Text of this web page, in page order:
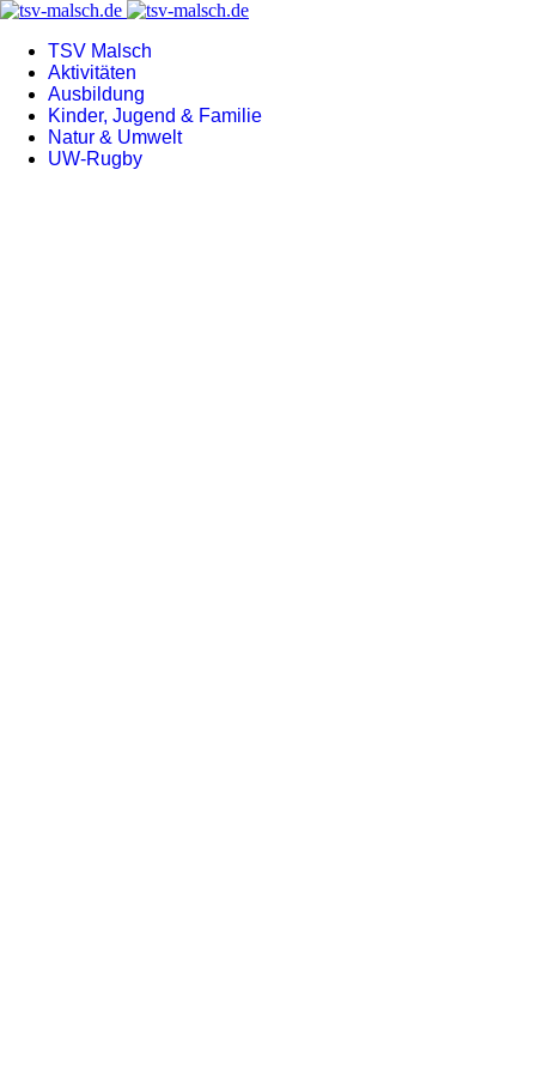
TSV Malsch
Aktivitäten
Ausbildung
Kinder, Jugend & Familie
Natur & Umwelt
UW-Rugby